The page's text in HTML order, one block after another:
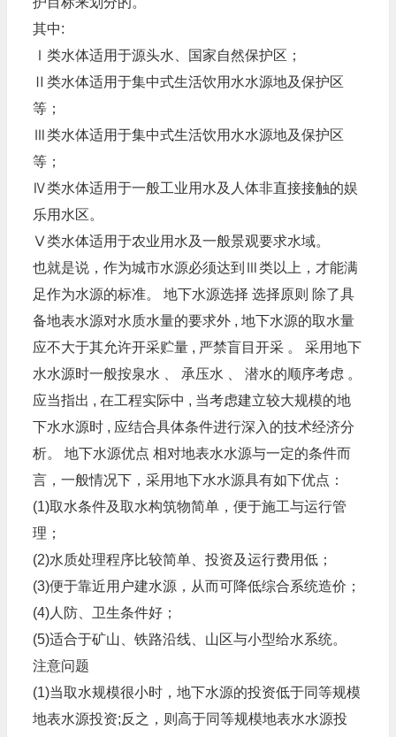
其中:
Ⅰ类水体适用于源头水、国家自然保护区；
Ⅱ类水体适用于集中式生活饮用水水源地及保护区
等；
Ⅲ类水体适用于集中式生活饮用水水源地及保护区
等；
Ⅳ类水体适用于一般工业用水及人体非直接接触的娱
乐用水区。
Ⅴ类水体适用于农业用水及一般景观要求水域。
也就是说，作为城市水源必须达到Ⅲ类以上，才能满
足作为水源的标准。 地下水源选择 选择原则 除了具
备地表水源对水质水量的要求外 , 地下水源的取水量
应不大于其允许开采贮量 , 严禁盲目开采 。 采用地下
水水源时一般按泉水 、 承压水 、 潜水的顺序考虑 。
应当指出 , 在工程实际中 , 当考虑建立较大规模的地
下水水源时 , 应结合具体条件进行深入的技术经济分
析。 地下水源优点 相对地表水水源与一定的条件而
言，一般情况下，采用地下水水源具有如下优点：
(1)取水条件及取水构筑物简单，便于施工与运行管
理；
(2)水质处理程序比较简单、投资及运行费用低；
(3)便于靠近用户建水源，从而可降低综合系统造价；
(4)人防、卫生条件好；
(5)适合于矿山、铁路沿线、山区与小型给水系统。
注意问题
(1)当取水规模很小时，地下水源的投资低于同等规模
地表水源投资;反之，则高于同等规模地表水水源投